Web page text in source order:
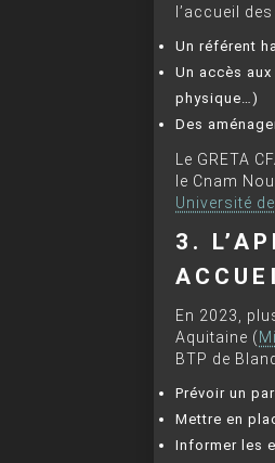
l’accueil
Un référent
Un accès
physique…)
Des
Le GRETA
le Cnam
Université
3.
En 2023,
Aquitaine (
BTP de
Prévoir un
Mettre en
Informer les